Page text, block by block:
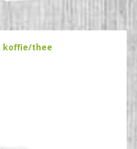
koffie/thee